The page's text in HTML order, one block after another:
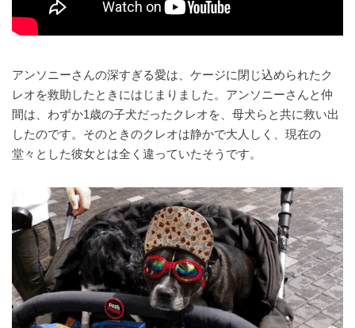
アンソニーさんの深すぎる愛は、ケージに閉じ込められたク
レオを救助したときにはじまりました。アンソニーさんと仲
間は、わずか1歳の子犬だったクレオを、母犬らと共に救い出
したのです。そのときのクレオは静かで大人しく、現在の
堂々とした彼女とは全く違っていたそうです。